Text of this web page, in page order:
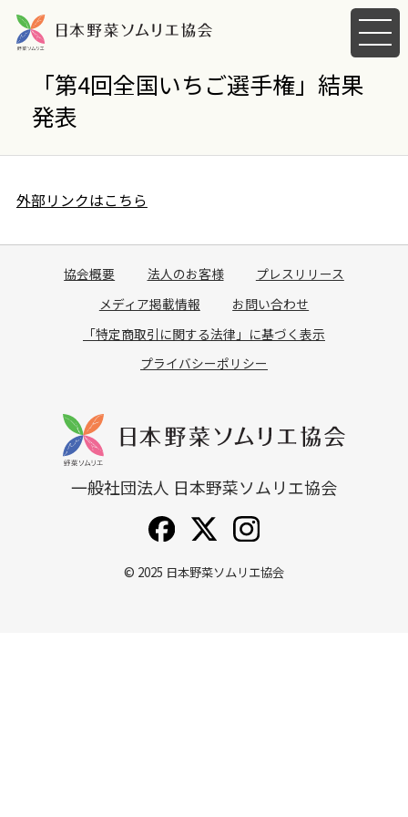
メ
ニ
ー
く
「第4回全国いちご選手権」結果
発表
外部リンクはこちら
協会概要 法人のお客様
プレスリリース
メディア掲載情報
お問い合わせ
「特定商取引に関する法律」に基づく表示
プライバシーポリシー
一般社団法人 日本野菜ソムリエ協会
© 2025 日本野菜ソムリエ協会